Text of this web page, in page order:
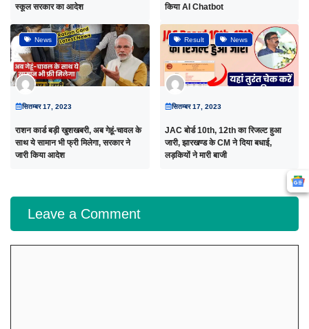
स्कूल सरकार का आदेश
किया AI Chatbot
News
सितम्बर 17, 2023
राशन कार्ड बड़ी खुशखबरी, अब गेहूं-चावल के
साथ ये सामान भी फ्री मिलेगा, सरकार ने
जारी किया आदेश
Result News
सितम्बर 17, 2023
JAC बोर्ड 10th, 12th का रिजल्ट हुआ
जारी, झारखण्ड के CM ने दिया बधाई,
लड़कियों ने मारी बाजी
Leave a Comment